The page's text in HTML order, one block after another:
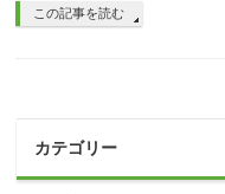
この記事を読む
カテゴリー